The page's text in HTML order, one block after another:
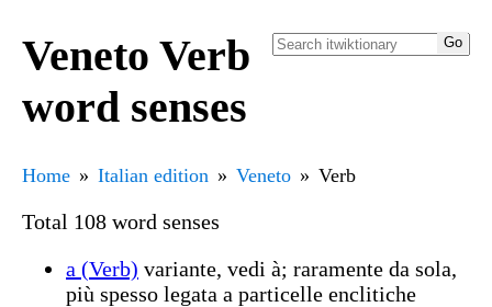
Veneto Verb
word senses
Home Italian edition Veneto Verb
Total 108 word senses
a (Verb) variante, vedi à; raramente da sola,
più spesso legata a particelle enclitiche